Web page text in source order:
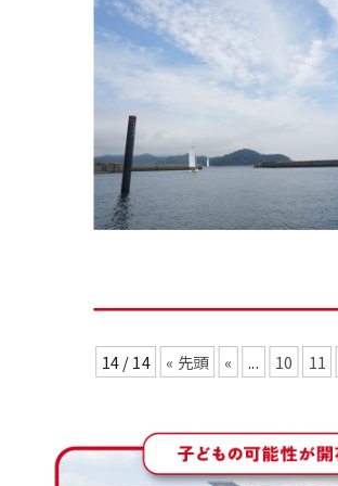
14 / 14 « 先頭 « ... 10 11